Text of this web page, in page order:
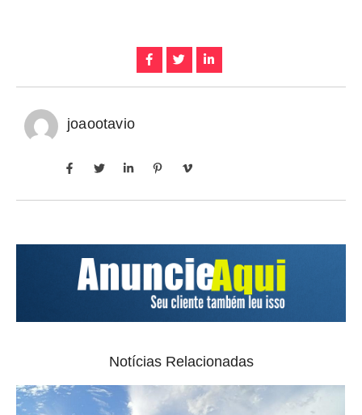
joaootavio
Notícias Relacionadas